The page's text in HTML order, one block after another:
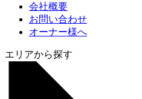
会社概要
お問い合わせ
オーナー様へ
エリアから探す